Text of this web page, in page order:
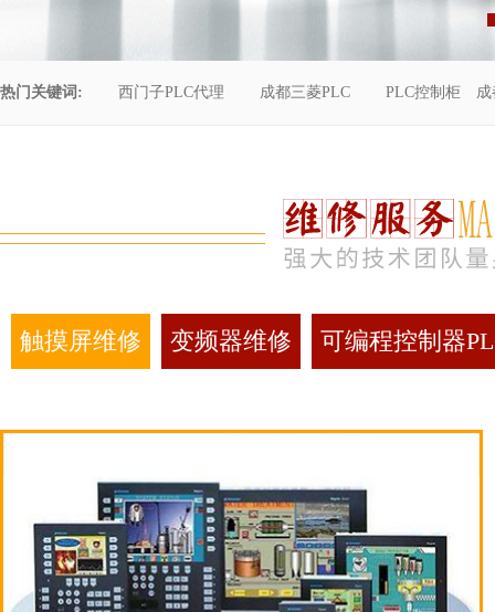
热门关键词: 西门子PLC代理 成都三菱PLC PLC控制柜
触摸屏维修 变频器维修 可编程控制器